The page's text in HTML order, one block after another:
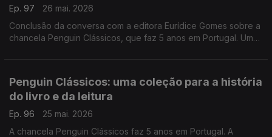
Ep. 97
26 mai. 2026
Conclusão da conversa com a editora Eurídice Gomes sobre a
chancela Penguin Clássicos, que faz 5 anos em Portugal. Um
Penguin Clássicos: uma coleção para a história
do livro e da leitura
Ep. 96
25 mai. 2026
A chancela Penguin Clássicos faz 5 anos em Portugal. A